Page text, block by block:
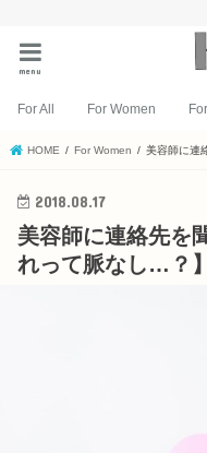
menu
For All For Women
HOME For Women 美容師に連
2018.08.17
美容師に連絡先を
れって脈なし…？】